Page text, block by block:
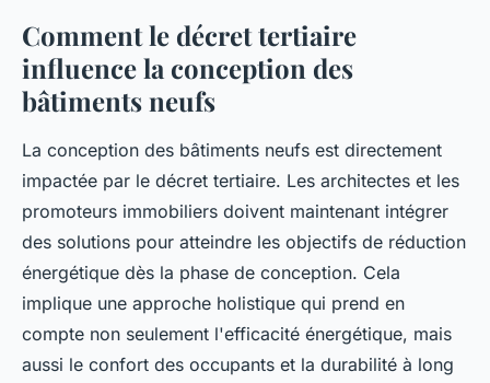
Comment le décret tertiaire
influence la conception des
bâtiments neufs
La conception des bâtiments neufs est directement
impactée par le décret tertiaire. Les architectes et les
promoteurs immobiliers doivent maintenant intégrer
des solutions pour atteindre les objectifs de réduction
énergétique dès la phase de conception. Cela
implique une approche holistique qui prend en
compte non seulement l'efficacité énergétique, mais
aussi le confort des occupants et la durabilité à long